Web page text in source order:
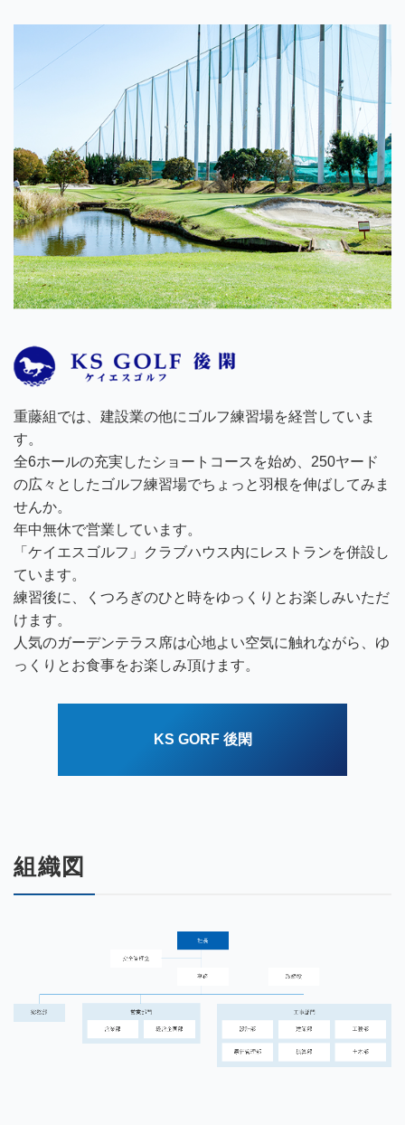
重藤組では、建設業の他にゴルフ練習場を経営していま
す。
全6ホールの充実したショートコースを始め、250ヤード
の広々としたゴルフ練習場でちょっと羽根を伸ばしてみま
せんか。
年中無休で営業しています。
「ケイエスゴルフ」クラブハウス内にレストランを併設し
ています。
練習後に、くつろぎのひと時をゆっくりとお楽しみいただ
けます。
人気のガーデンテラス席は心地よい空気に触れながら、ゆ
っくりとお食事をお楽しみ頂けます。
KS GORF 後閑
組織図